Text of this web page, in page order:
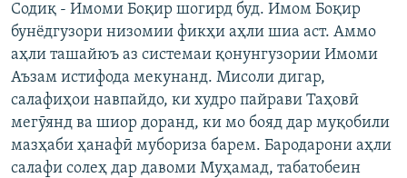
Содиқ - Имоми Боқир шогирд буд. Имом Боқир
бунёдгузори низомии фикҳи аҳли шиа аст. Аммо
аҳли ташайюъ аз системаи қонунгузории Имоми
Аъзам истифода мекунанд. Мисоли дигар,
салафиҳои навпайдо, ки худро пайрави Таҳовӣ
мегӯянд ва шиор доранд, ки мо бояд дар муқобили
мазҳаби ҳанафӣ мубориза барем. Бародарони аҳли
салафи солеҳ дар давоми Муҳамад, табатобеин